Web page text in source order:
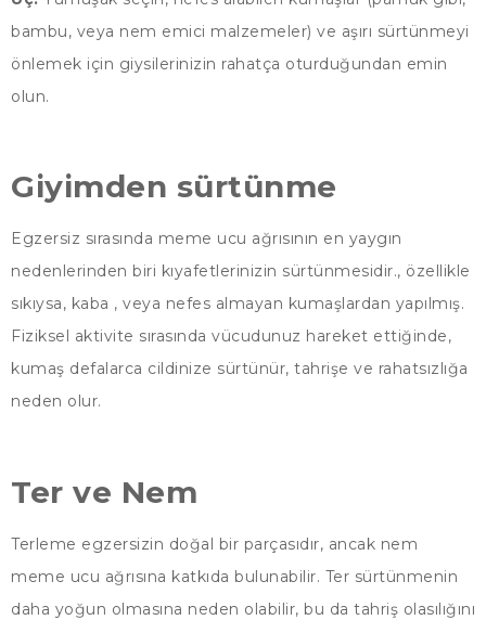
bambu, veya nem emici malzemeler) ve aşırı sürtünmeyi
önlemek için giysilerinizin rahatça oturduğundan emin
olun.
Giyimden sürtünme
Egzersiz sırasında meme ucu ağrısının en yaygın
nedenlerinden biri kıyafetlerinizin sürtünmesidir., özellikle
sıkıysa, kaba , veya nefes almayan kumaşlardan yapılmış.
Fiziksel aktivite sırasında vücudunuz hareket ettiğinde,
kumaş defalarca cildinize sürtünür, tahrişe ve rahatsızlığa
neden olur.
Ter ve Nem
Terleme egzersizin doğal bir parçasıdır, ancak nem
meme ucu ağrısına katkıda bulunabilir. Ter sürtünmenin
daha yoğun olmasına neden olabilir, bu da tahriş olasılığını